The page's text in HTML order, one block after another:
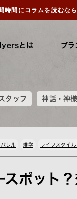
とは ブラ
タッフ 神話・神様
時間にコラムを読むな
パレル 雑学 ライフスタイ
ポット